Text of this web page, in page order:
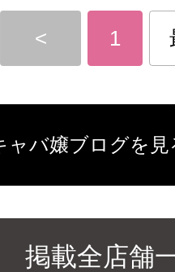
< 1
ャバ嬢ブログを見
掲載全店舗